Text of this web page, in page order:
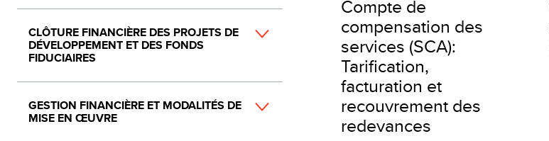
CLÔTURE FINANCIÈRE DES PROJETS DE
DÉVELOPPEMENT ET DES FONDS
FIDUCIAIRES
GESTION FINANCIÈRE ET MODALITÉS DE
MISE EN ŒUVRE
Compte de
compensation des
services (SCA):
Tarification,
facturation et
recouvrement des
redevances